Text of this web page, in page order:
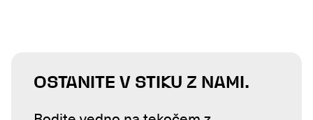
OSTANITE V STIKU Z NAMI.